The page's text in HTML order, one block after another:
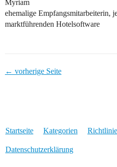
Myriam
ehemalige Empfangsmitarbeiterin,
marktführenden Hotelsoftware
← vorherige Seite
Startseite Kategorien
Datenschutzerklärung